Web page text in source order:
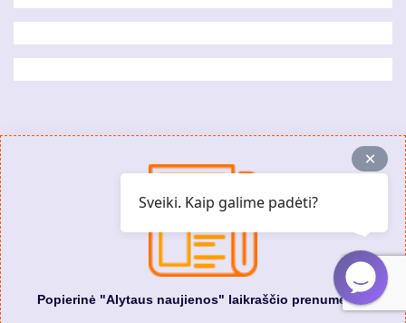
Popierinė "Alytaus naujienos" laikraščio prenumerata
Sveiki. Kaip galime padėti?